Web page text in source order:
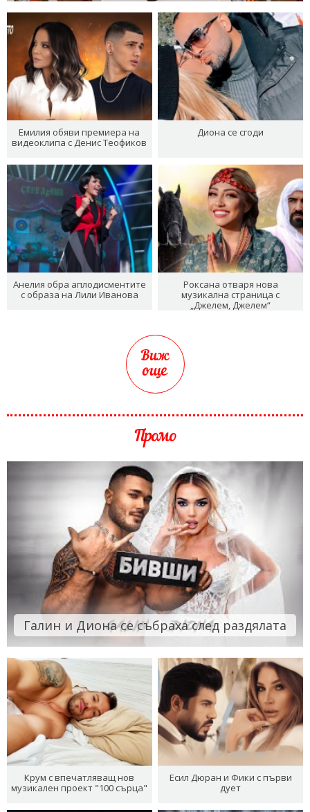
Емилия обяви премиера на
видеоклипа с Денис Теофиков
Диона се сгоди
Анелия обра аплодисментите
с образа на Лили Иванова
Роксана отваря нова
музикална страница с
„Джелем, Джелем“
Виж
още
Промо
Галин и Диона се събраха след раздялата
Крум с впечатляващ нов
музикален проект "100 сърца"
Есил Дюран и Фики с първи
дует